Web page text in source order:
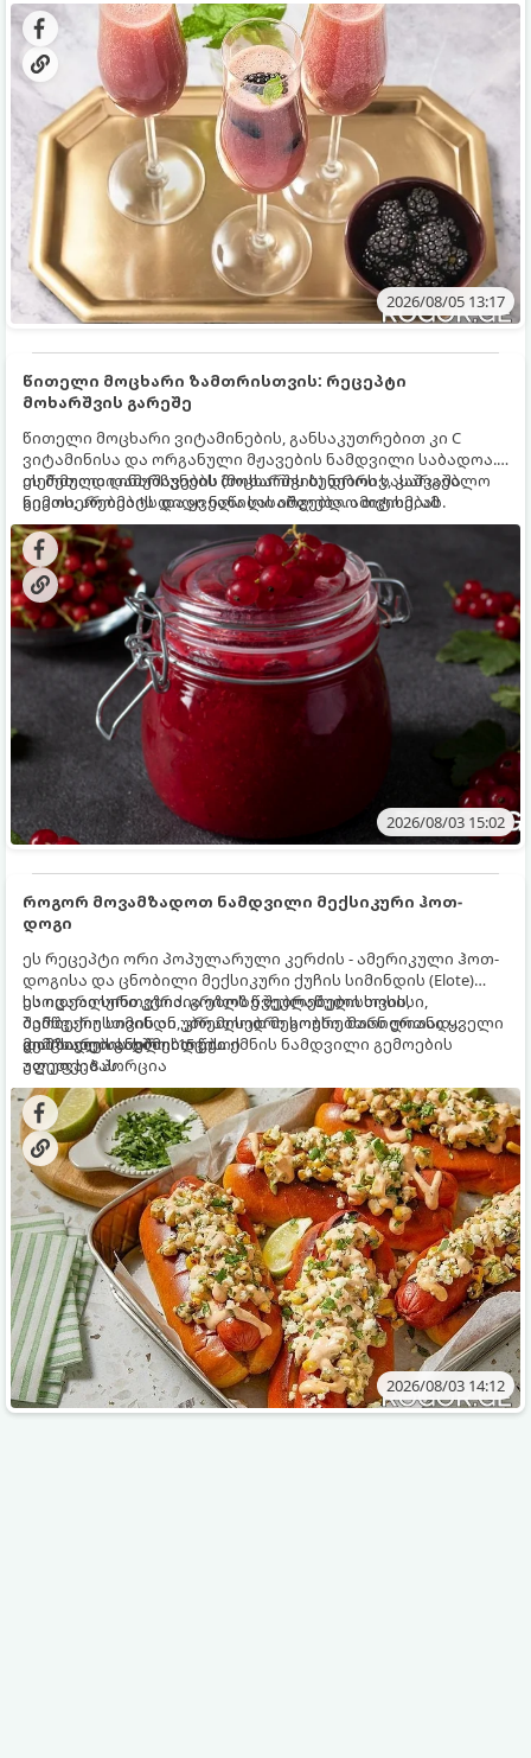
2026/08/05 13:17
წითელი მოცხარი ზამთრისთვის: რეცეპტი
მოხარშვის გარეშე
წითელი მოცხარი ვიტამინების, განსაკუთრებით კი C
ვიტამინისა და ორგანული მჟავების ნამდვილი საბადოა.
თერმული დამუშავების (მოხარშვის) დროს სასარგებლო
ნივთიერებების დიდი ნაწილი იშლება. ამიტომ, ამ
კენკრის ზამთრისთვის შესანახად საუკეთესო გზა
„ცოცხალი ჯემის“ მომზადებაა - მოხარშვის გარეშე.
ეს მეთოდი ინარჩუნებს მოცხარის ბუნებრივ, კაშკაშა
გემოს, არომატს და ყველა სასარგებლო თვისებას.
2026/08/03 15:02
როგორ მოვამზადოთ ნამდვილი მექსიკური ჰოთ-
დოგი
ეს რეცეპტი ორი პოპულარული კერძის - ამერიკული ჰოთ-
დოგისა და ცნობილი მექსიკური ქუჩის სიმინდის (Elote)
საოცარი სინთეზია. გრილზე შებრაწული სოსისი,
შემწვარი სიმინდი, კრემისებრი სოუსი, მარილიანი ყველი
და ცხარე სანელებლები ქმნის ნამდვილი გემოების
აფეთქებას.
ეს იდეალური კერძია ეზოს წვეულებებისთვის,
ბარბექიუსთვის ან უბრალოდ მეგობრებთან ერთად
გემრიელი ვახშმისთვის.
მომზადების დრო: 15 წუთი
ულუფა: 8 პორცია
2026/08/03 14:12